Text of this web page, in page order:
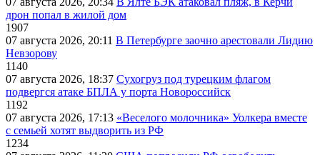
дрон попал в жилой дом
1907
07 августа 2026, 20:11 В Петербурге заочно арестовали Лидию
Невзорову
1140
07 августа 2026, 18:37 Сухогруз под турецким флагом
подвергся атаке БПЛА у порта Новороссийск
1192
07 августа 2026, 17:13 «Веселого молочника» Уолкера вместе
с семьей хотят выдворить из РФ
1234